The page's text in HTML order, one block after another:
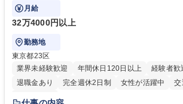
客様対応
月給
32万4000円以上
勤務地
東京都23区
業界未経験歓迎
年間休日120日以上 経験者歓
退職金あり
完全週休2日制 女性が活躍中
交
土日祝休み